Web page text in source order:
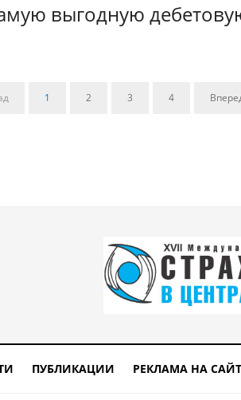
выгодную
1 2 3 4
ПУБЛИКАЦИИ РЕКЛАМА НА